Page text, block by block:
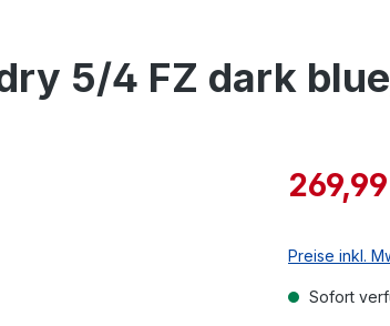
5/4 FZ dark
Preise inkl.
Sofort